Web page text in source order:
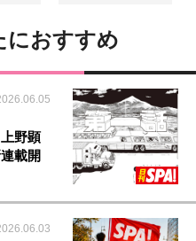
におすすめ
野顕
載開